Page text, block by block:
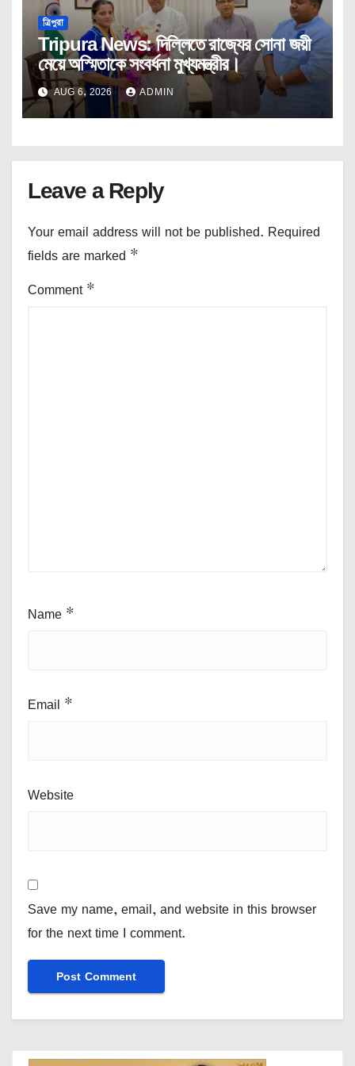
ত্রিপুরা
Tripura News: দিল্লিতে রাজ্যের সোনা জয়ী
মেয়ে অস্মিতাকে সংবর্ধনা মুখ্যমন্ত্রীর।
AUG 6, 2026 ADMIN
Leave a Reply
Your email address will not be published. Required
fields are marked *
Comment *
Name *
Email *
Website
Save my name, email, and website in this browser
for the next time I comment.